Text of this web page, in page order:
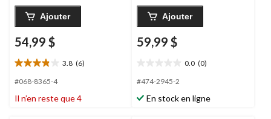
Ajouter
54,99 $
3.8 (6)
3.8
étoile(s)
5.
#068-8365-4
Il n’en reste que 4
Ajouter
59,99 $
0.0 (0)
étoile(s)
5.
#474-2945-2
En stock en ligne